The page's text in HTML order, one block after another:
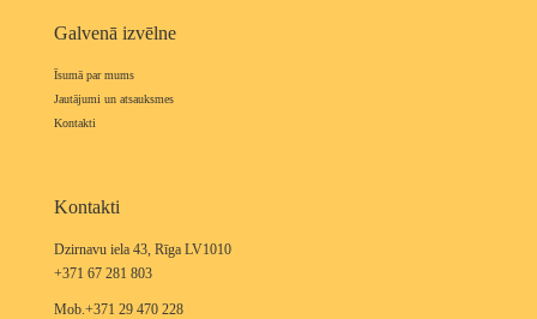
Galvenā izvēlne
Īsumā par mums
Jautājumi un atsauksmes
Kontakti
Kontakti
Dzirnavu iela 43, Rīga LV1010
+371 67 281 803
Mob.+371 29 470 228